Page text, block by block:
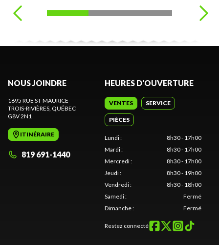
NOUS JOINDRE
1695 RUE ST-MAURICE
TROIS-RIVIÈRES , QUÉBEC
G8V 2N1
ITINÉRAIRE
819 691-1440
HEURES D'OUVERTURE
VENTES SERVICE
PIÈCES
Lundi:
8h30 - 17h00
Mardi:
8h30 - 17h00
Mercredi:
8h30 - 17h00
Jeudi:
8h30 - 19h00
Vendredi:
8h30 - 18h00
Samedi:
Fermé
Dimanche: Fermé
Restez connecté